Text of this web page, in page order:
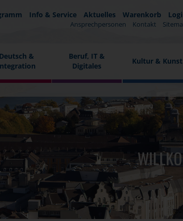
Info & Service Aktuelles Warenkorb
Ansprechpersonen Kontakt
Deutsch &
Beruf, IT &
Digitales
Kultur & Kunst